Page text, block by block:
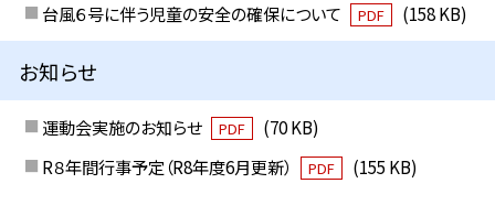
台風６号に伴う児童の安全の確保について
PDF (158 KB)
お知らせ
運動会実施のお知らせ PDF
(70 KB)
R８年間行事予定（R8年度6月更新）
PDF (155 KB)